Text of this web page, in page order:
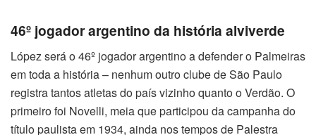
46º jogador argentino da história alviverde
López será o 46º jogador argentino a defender o Palmeiras
em toda a história – nenhum outro clube de São Paulo
registra tantos atletas do país vizinho quanto o Verdão. O
primeiro foi Novelli, meia que participou da campanha do
título paulista em 1934, ainda nos tempos de Palestra